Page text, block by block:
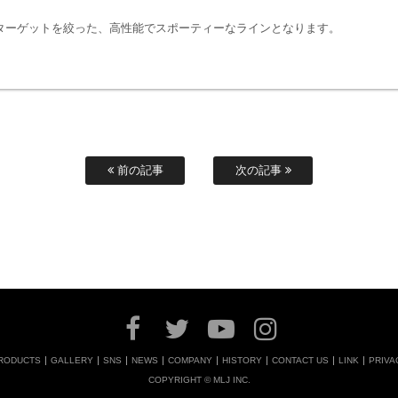
ゲットを絞った、高性能でスポーティーなラインとなります。
前の記事 次の記事
GALLERY SNS NEWS COMPANY HISTORY CONTACT US LINK
COPYRIGHT © MLJ INC.